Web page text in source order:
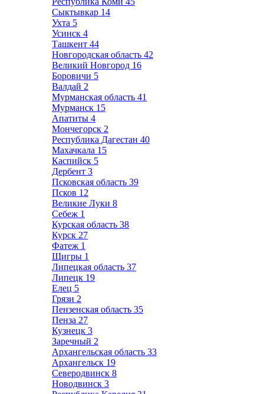
Сыктывкар 14
Ухта 5
Усинск 4
Ташкент 44
Новгородская область 42
Великий Новгород 16
Боровичи 5
Валдай 2
Мурманская область 41
Мурманск 15
Апатиты 4
Мончегорск 2
Республика Дагестан 40
Махачкала 15
Каспийск 5
Дербент 3
Псковская область 39
Псков 12
Великие Луки 8
Себеж 1
Курская область 38
Курск 27
Фатеж 1
Щигры 1
Липецкая область 37
Липецк 19
Елец 5
Грязи 2
Пензенская область 35
Пенза 27
Кузнецк 3
Заречный 2
Архангельская область 33
Архангельск 19
Северодвинск 8
Новодвинск 3